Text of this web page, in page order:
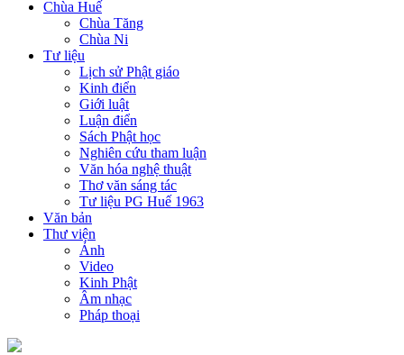
Chùa Huế
Chùa Tăng
Chùa Ni
Tư liệu
Lịch sử Phật giáo
Kinh điển
Giới luật
Luận điển
Sách Phật học
Nghiên cứu tham luận
Văn hóa nghệ thuật
Thơ văn sáng tác
Tư liệu PG Huế 1963
Văn bản
Thư viện
Ảnh
Video
Kinh Phật
Âm nhạc
Pháp thoại